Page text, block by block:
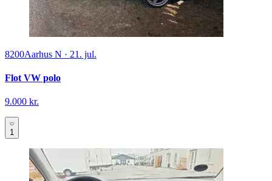
8200Aarhus N · 21. jul.
Flot VW polo
9.000 kr.
1